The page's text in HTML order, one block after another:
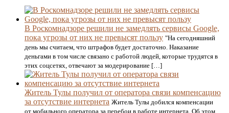
В Роскомнадзоре решили не замедлять сервисы Google,
пока угрозы от них не превысят пользу "На сегодняшний
день мы считаем, что штрафов будет достаточно. Наказание
деньгами в том числе связано с работой людей, которые трудятся в
этих соцсетях, отвечают за модерирование […]
Житель Тулы получил от оператора связи компенсацию
за отсутствие интернета Житель Тулы добился компенсации
от мобильного оператора за перебои в работе интернета. Об этом